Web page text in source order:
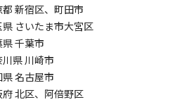
都 新宿区、町田市
県 さいたま市大宮区
県 千葉市
川県 川崎市
県 名古屋市
府 北区、阿倍野区